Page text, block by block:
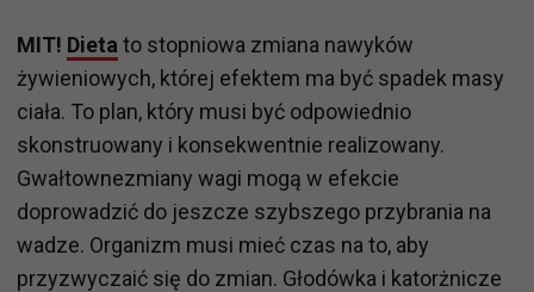
MIT! Dieta to stopniowa zmiana nawyków
żywieniowych, której efektem ma być spadek masy
ciała. To plan, który musi być odpowiednio
skonstruowany i konsekwentnie realizowany.
Gwałtownezmiany wagi mogą w efekcie
doprowadzić do jeszcze szybszego przybrania na
wadze. Organizm musi mieć czas na to, aby
przyzwyczaić się do zmian. Głodówka i katorżnicze